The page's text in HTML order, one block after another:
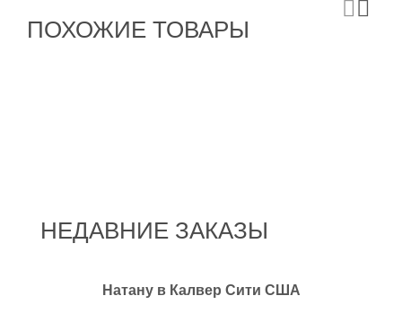
ПОХОЖИЕ ТОВАРЫ
НЕДАВНИЕ ЗАКАЗЫ
Натану в Калвер Сити США